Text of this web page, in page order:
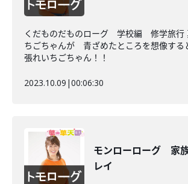
くだものだものローグ 学校編 修学旅行
ちごちゃんが 青ざめたところを想像す
張れいちごちゃん！！
2023.10.09 |00:06:30
モンローローグ 家
レイ